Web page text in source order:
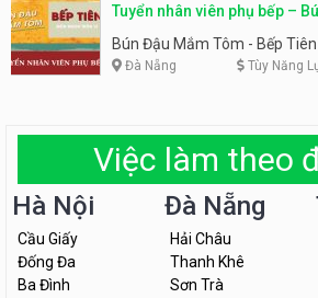
Tuyển nhân viên phụ bếp –
Tiên
Bún Đậu Mắm Tôm - Bếp Tiên
Đà Nẵng Tùy Năng
Việc làm theo
Hà Nội
Cầu Giấy
Đống Đa
Ba Đình
Đà Nẵng
Hải Châu
Thanh Khê
Sơn Trà